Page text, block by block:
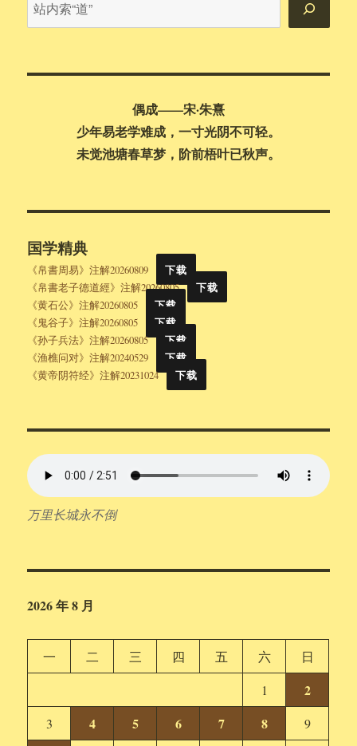
内
偶成——宋·朱熹
少年易老学难成，一寸光阴不可轻。
未觉池塘春草梦，阶前梧叶已秋声。
国学精典
《帛書周易》注解20260809
下载
《帛書老子德道經》注解20260805
下载
《黄石公》注解20260805
下载
《鬼谷子》注解20260805
下载
《孙子兵法》注解20260805
下载
《渔樵问对》注解20240529
下载
《黄帝阴符经》注解20231024
下载
万里长城永不倒
2026 年 8 月
一 二 三 四 五 六
日
1
2
3 4 5 6 7 8 9